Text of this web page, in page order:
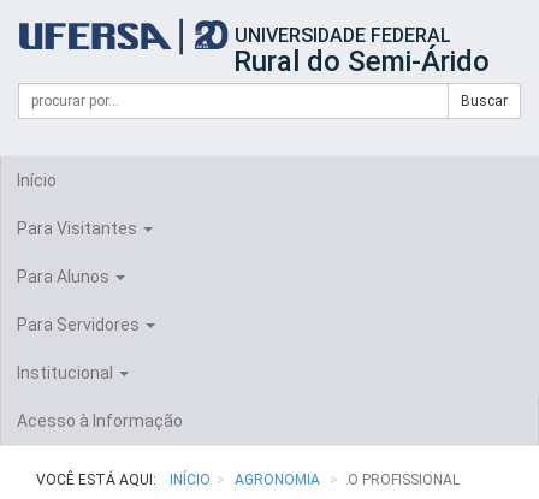
portal
UFERSA
UNIVERSIDADE FEDERAL
Rural do Semi-Árido
Formulário
Busca
Campo
de
Buscar
Início
Para Visitantes
Para Alunos
Para Servidores
Institucional
Acesso à Informação
VOCÊ ESTÁ AQUI: INÍCIO AGRONOMIA O PROFISSIONAL